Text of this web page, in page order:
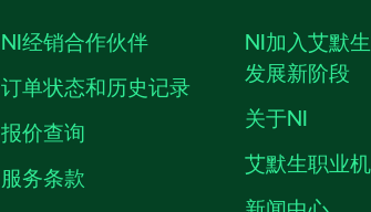
NI经销合作伙伴
订单状态和历史记录
报价查询
服务条款
NI加入艾默
发展新阶段
关于NI
艾默生职业
新闻中心